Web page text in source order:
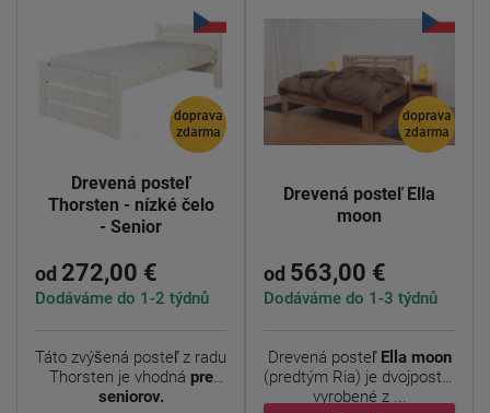
doprava
zdarma
Drevená posteľ
Thorsten - nízké čelo
- Senior
od 272,00 €
Dodáváme do 1-2 týdnů
Táto zvýšená posteľ z radu
Thorsten je vhodná pre
seniorov.
doprava
zdarma
Drevená posteľ Ella
moon
od 563,00 €
Dodáváme do 1-3 týdnů
Drevená posteľ Ella moon
(predtým Ria) je dvojposteľ
vyrobené z ...